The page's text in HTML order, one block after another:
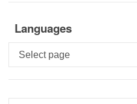
Languages
Languages